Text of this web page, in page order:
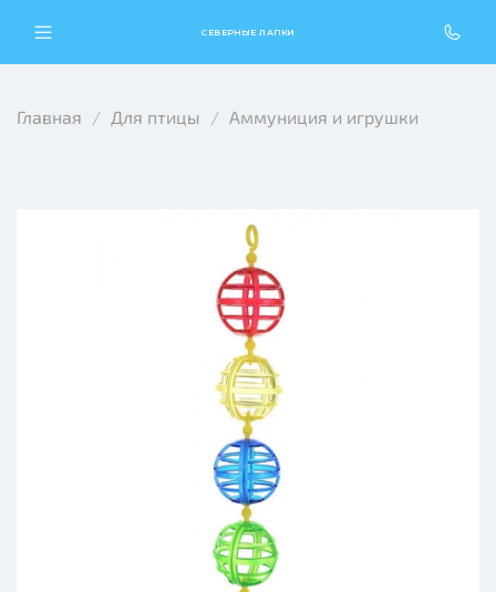
СЕВЕРНЫЕ ЛАПКИ
Главная Для птицы Аммуниция и игрушки